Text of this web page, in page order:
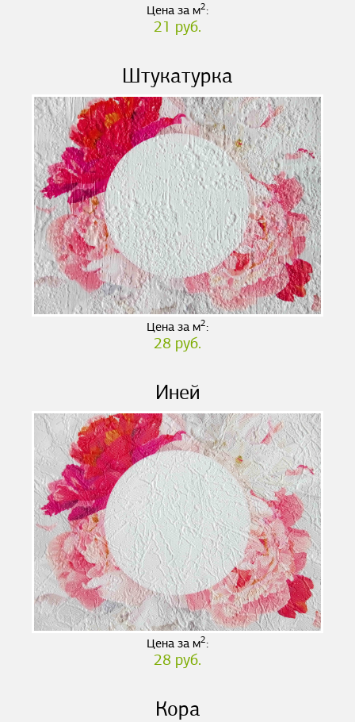
Цена за м2:
21 руб.
Штукатурка
Цена за м2:
28 руб.
Иней
Цена за м2:
28 руб.
Кора